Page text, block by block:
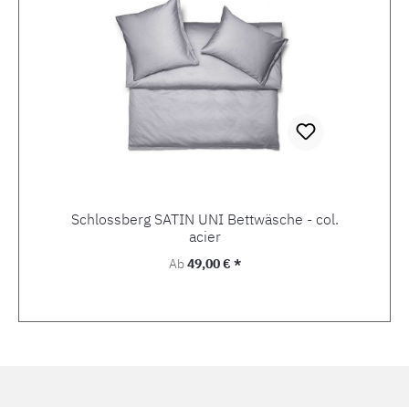
Schlossberg SATIN UNI Bettwäsche - col.
acier
Regulärer Preis:
Ab49,00 € *